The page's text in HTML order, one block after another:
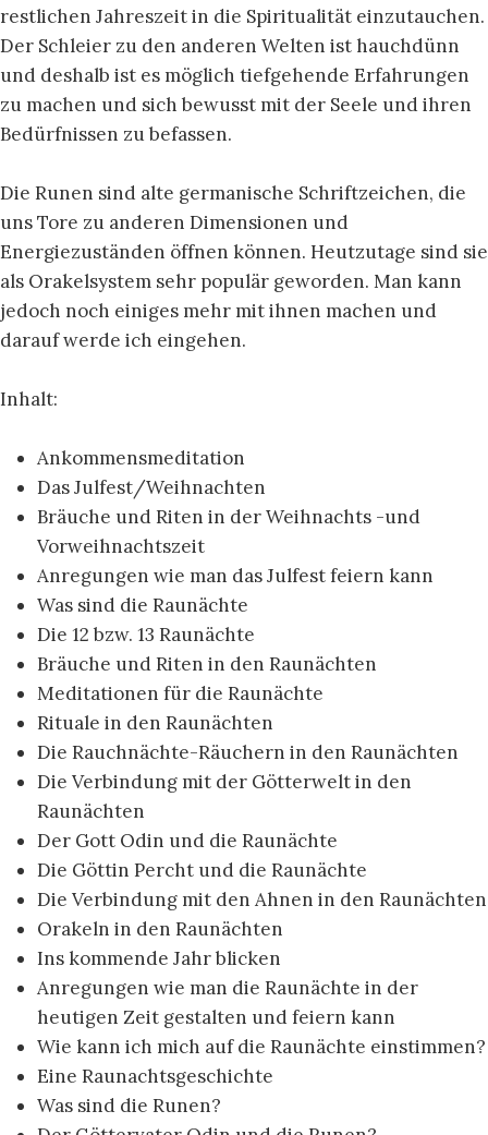
restlichen Jahreszeit in die Spiritualität einzutauchen.
Der Schleier zu den anderen Welten ist hauchdünn
und deshalb ist es möglich tiefgehende Erfahrungen
zu machen und sich bewusst mit der Seele und ihren
Bedürfnissen zu befassen.
Die Runen sind alte germanische Schriftzeichen, die
uns Tore zu anderen Dimensionen und
Energiezuständen öffnen können. Heutzutage sind sie
als Orakelsystem sehr populär geworden. Man kann
jedoch noch einiges mehr mit ihnen machen und
darauf werde ich eingehen.
Inhalt:
Ankommensmeditation
Das Julfest/Weihnachten
Bräuche und Riten in der Weihnachts -und
Vorweihnachtszeit
Anregungen wie man das Julfest feiern kann
Was sind die Raunächte
Die 12 bzw. 13 Raunächte
Bräuche und Riten in den Raunächten
Meditationen für die Raunächte
Rituale in den Raunächten
Die Rauchnächte-Räuchern in den Raunächten
Die Verbindung mit der Götterwelt in den
Raunächten
Der Gott Odin und die Raunächte
Die Göttin Percht und die Raunächte
Die Verbindung mit den Ahnen in den Raunächten
Orakeln in den Raunächten
Ins kommende Jahr blicken
Anregungen wie man die Raunächte in der
heutigen Zeit gestalten und feiern kann
Wie kann ich mich auf die Raunächte einstimmen?
Eine Raunachtsgeschichte
Was sind die Runen?